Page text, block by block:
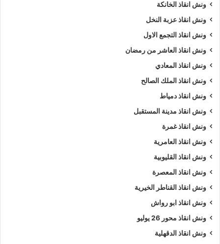
ونش انقاذ الخانكة
ونش انقاذ عزبة النخل
ونش انقاذ التجمع الاول
ونش انقاذ العاشر من رمضان
ونش انقاذ المعادي
ونش انقاذ الملك الصالح
ونش انقاذ دمياط
ونش انقاذ مدينة المستقبل
ونش انقاذ غمرة
ونش انقاذ العامرية
ونش انقاذ القليوبية
ونش انقاذ المعصرة
ونش انقاذ القناطر الخيرية
ونش انقاذ ابو رواش
ونش انقاذ محور 26 يوليو
ونش انقاذ الدقهلية